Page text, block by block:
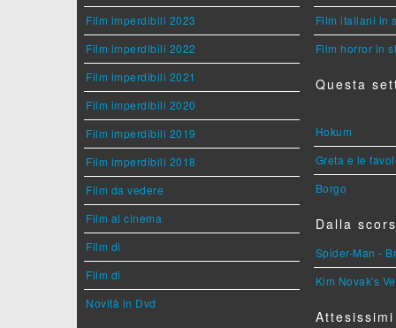
Film imperdibili 2023
Film imperdibili 2022
Film imperdibili 2021
Film imperdibili 2020
Film imperdibili 2019
Film imperdibili 2018
Film da vedere
Film al cinema
Film di
Film di
Novità in Dvd
Film italiani in
Film horror in
Questa
Hokum
Greta e le
Borgo
Dalla
Spider-Man -
Kim Novak's
Attesissimi